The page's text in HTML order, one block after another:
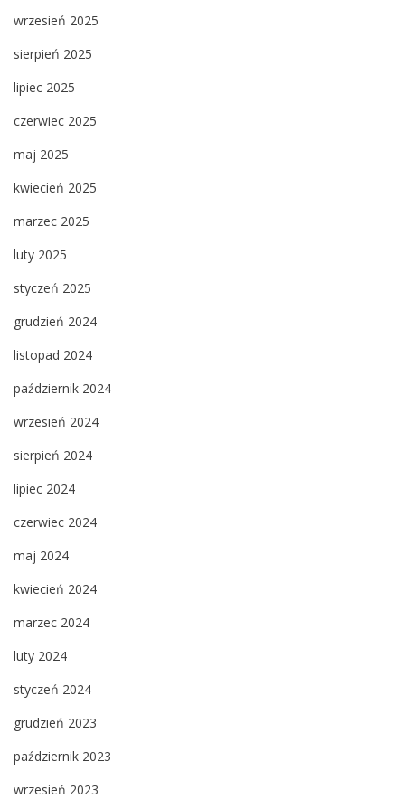
wrzesień 2025
sierpień 2025
lipiec 2025
czerwiec 2025
maj 2025
kwiecień 2025
marzec 2025
luty 2025
styczeń 2025
grudzień 2024
listopad 2024
październik 2024
wrzesień 2024
sierpień 2024
lipiec 2024
czerwiec 2024
maj 2024
kwiecień 2024
marzec 2024
luty 2024
styczeń 2024
grudzień 2023
październik 2023
wrzesień 2023